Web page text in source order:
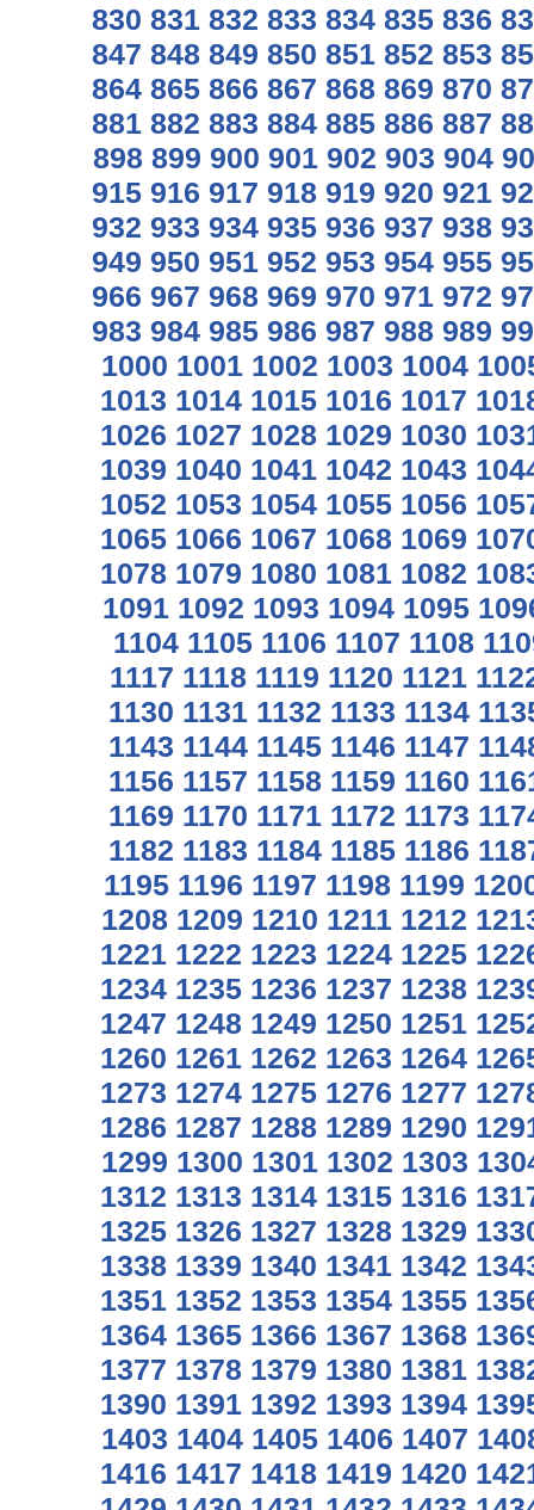
830 831 832 833 834 835 836
847 848 849 850 851 852 853
864 865 866 867 868 869 870
881 882 883 884 885 886 887
898 899 900 901 902 903 904
915 916 917 918 919 920 921
932 933 934 935 936 937 938
949 950 951 952 953 954 955
966 967 968 969 970 971 972
983 984 985 986 987 988 989
1000 1001 1002 1003 1004
1013 1014 1015 1016 1017
1026 1027 1028 1029 1030
1039 1040 1041 1042 1043
1052 1053 1054 1055 1056
1065 1066 1067 1068 1069
1078 1079 1080 1081 1082
1091 1092 1093 1094 1095
1104 1105 1106 1107 1108
1117 1118 1119 1120 1121
1130 1131 1132 1133 1134
1143 1144 1145 1146 1147
1156 1157 1158 1159 1160
1169 1170 1171 1172 1173
1182 1183 1184 1185 1186
1195 1196 1197 1198 1199
1208 1209 1210 1211 1212
1221 1222 1223 1224 1225
1234 1235 1236 1237 1238
1247 1248 1249 1250 1251
1260 1261 1262 1263 1264
1273 1274 1275 1276 1277
1286 1287 1288 1289 1290
1299 1300 1301 1302 1303
1312 1313 1314 1315 1316
1325 1326 1327 1328 1329
1338 1339 1340 1341 1342
1351 1352 1353 1354 1355
1364 1365 1366 1367 1368
1377 1378 1379 1380 1381
1390 1391 1392 1393 1394
1403 1404 1405 1406 1407
1416 1417 1418 1419 1420